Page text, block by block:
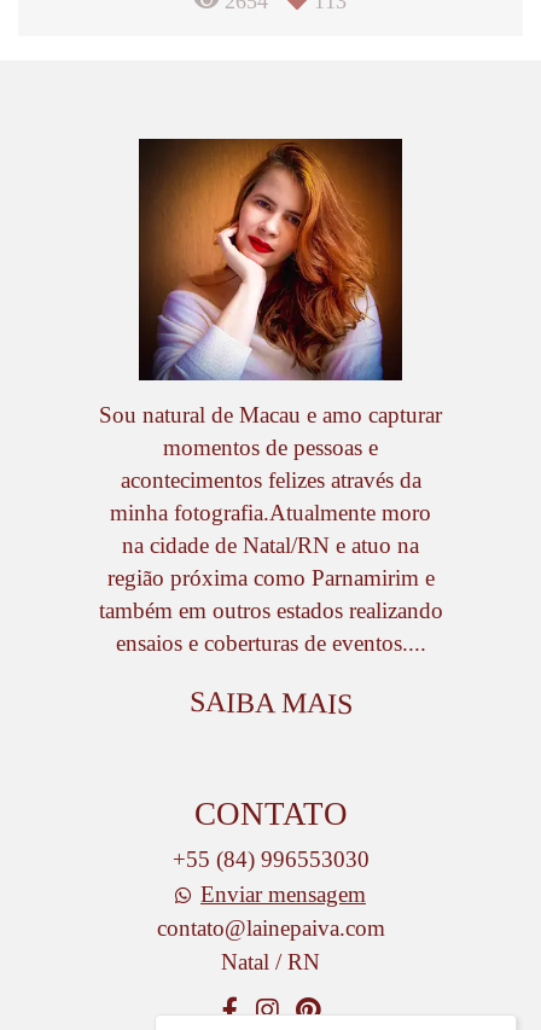
Sou natural de Macau e amo capturar
momentos de pessoas e
acontecimentos felizes através da
minha fotografia.Atualmente moro
na cidade de Natal/RN e atuo na
região próxima como Parnamirim e
também em outros estados realizando
ensaios e coberturas de eventos....
SAIBA MAIS
CONTATO
+55 (84) 996553030
Enviar mensagem
contato@lainepaiva.com
Natal / RN